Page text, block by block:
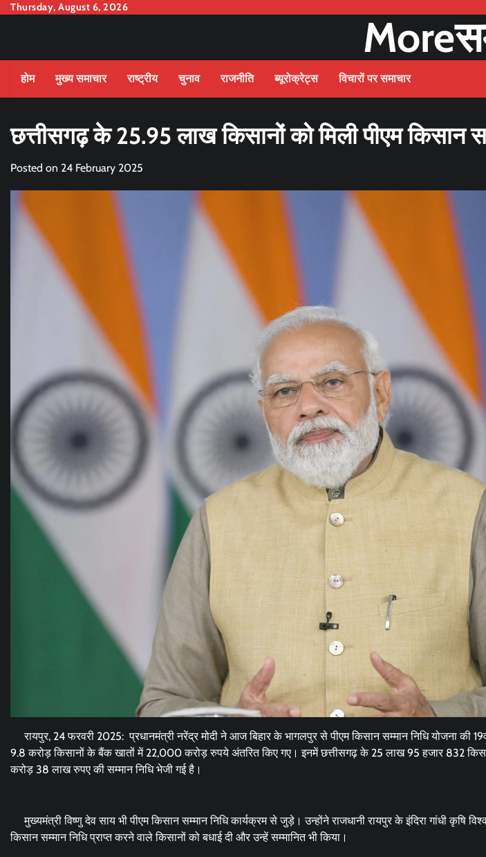
SkipThursday, August 6, 2026
होम मुख्य समाचार राष्ट्रीय चुनाव राजनीति ब्यूरोक्रेट्स विचारों पर समाचार
छत्तीसगढ़ के 25.95 लाख किसानों को मिली पीएम किसान
Posted on 24 February 2025
रायपुर, 24 फरवरी 2025: प्रधानमंत्री नरेंद्र मोदी ने आज बिहार के भागलपुर से पीएम किसान सम्मान निधि योजना की
9.8 करोड़ किसानों के बैंक खातों में 22,000 करोड़ रुपये अंतरित किए गए। इनमें छत्तीसगढ़ के 25 लाख 95 हजार 832
करोड़ 38 लाख रुपए की सम्मान निधि भेजी गई है।
मुख्यमंत्री विष्णु देव साय भी पीएम किसान सम्मान निधि कार्यक्रम से जुड़े। उन्होंने राजधानी रायपुर के इंदिरा गांधी कृषि
किसान सम्मान निधि प्राप्त करने वाले किसानों को बधाई दी और उन्हें सम्मानित भी किया।
छत्तीसगढ़
वित्त और व्यापार
साय कैबिनेट ने
इंटेलिजेंस (AI)